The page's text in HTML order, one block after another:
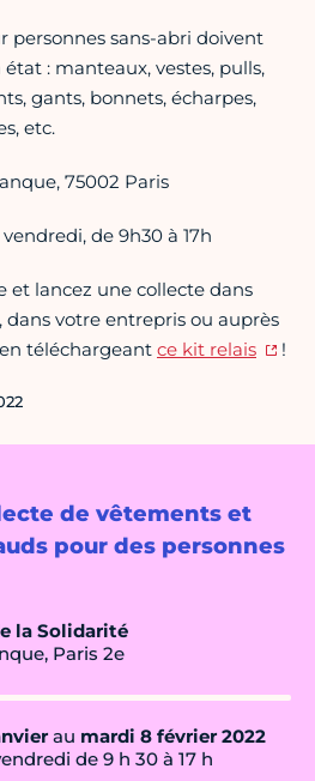
de vêtements et
pour des personnes
la Solidarité
Paris 2e
au mardi 8 février 2022
de 9 h 30 à 17 h
personnes sans-abri doivent
: manteaux, vestes, pulls,
gants, bonnets, écharpes,
etc.
75002 Paris
de 9h30 à 17h
et lancez une collecte dans
votre entrepris ou auprès
téléchargeant ce kit relais !